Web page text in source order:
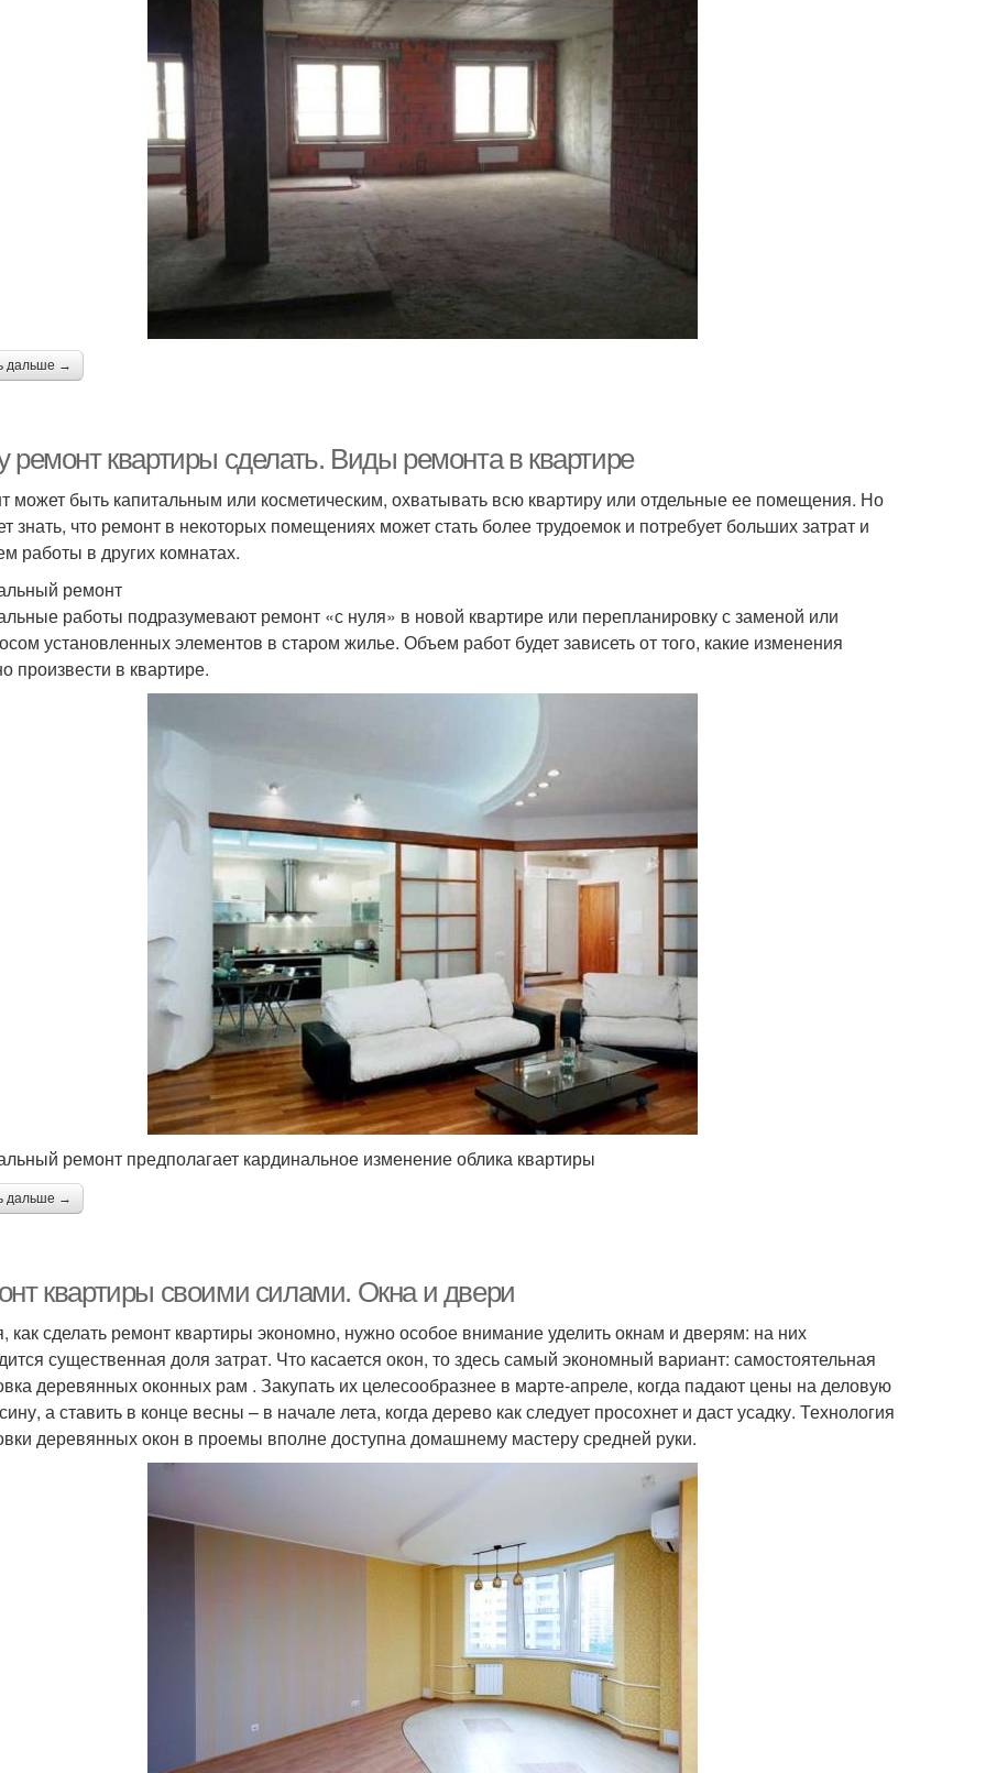
дальше →
ремонт квартиры сделать. Виды ремонта в квартире
может быть капитальным или косметическим, охватывать всю квартиру или отдельные ее помещения. Но
знать, что ремонт в некоторых помещениях может стать более трудоемок и потребует больших затрат и
работы в других комнатах.
ремонт
работы подразумевают ремонт «с нуля» в новой квартире или перепланировку с заменой или
установленных элементов в старом жилье. Объем работ будет зависеть от того, какие изменения
произвести в квартире.
ремонт предполагает кардинальное изменение облика квартиры
дальше →
квартиры своими силами. Окна и двери
как сделать ремонт квартиры экономно, нужно особое внимание уделить окнам и дверям: на них
существенная доля затрат. Что касается окон, то здесь самый экономный вариант: самостоятельная
деревянных оконных рам . Закупать их целесообразнее в марте-апреле, когда падают цены на деловую
а ставить в конце весны – в начале лета, когда дерево как следует просохнет и даст усадку. Технология
деревянных окон в проемы вполне доступна домашнему мастеру средней руки.